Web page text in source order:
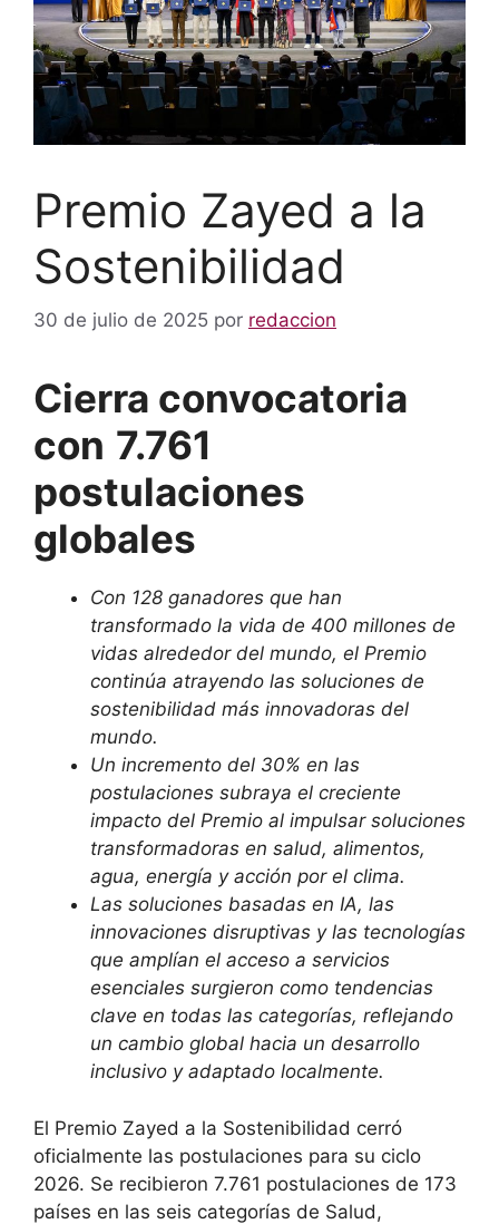
Premio Zayed a la
Sostenibilidad
30 de julio de 2025 por redaccion
Cierra convocatoria
con 7.761
postulaciones
globales
Con 128 ganadores que han
transformado la vida de 400 millones de
vidas alrededor del mundo, el Premio
continúa atrayendo las soluciones de
sostenibilidad más innovadoras del
mundo.
Un incremento del 30% en las
postulaciones subraya el creciente
impacto del Premio al impulsar soluciones
transformadoras en salud, alimentos,
agua, energía y acción por el clima.
Las soluciones basadas en IA, las
innovaciones disruptivas y las tecnologías
que amplían el acceso a servicios
esenciales surgieron como tendencias
clave en todas las categorías, reflejando
un cambio global hacia un desarrollo
inclusivo y adaptado localmente.
El Premio Zayed a la Sostenibilidad cerró
oficialmente las postulaciones para su ciclo
2026. Se recibieron 7.761 postulaciones de 173
países en las seis categorías de Salud,